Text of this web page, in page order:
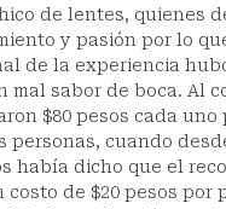
de lentes, quienes
y pasión por lo
de la experiencia
mal sabor de boca. Al
$80 pesos cada uno
personas, cuando
había dicho que el
de $20 pesos por